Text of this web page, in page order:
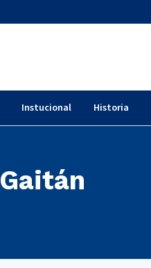
Instucional Historia